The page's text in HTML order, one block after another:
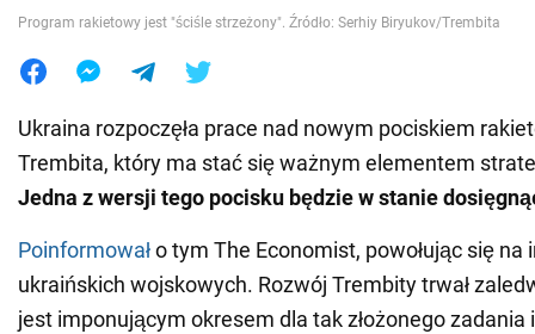
Jedzenie
Program rakietowy jest "ściśle strzeżony". Źródło: Serhiy Biryukov/Trembita
Ukraina rozpoczęła prace nad nowym pociskiem
Trembita, który ma stać się ważnym elementem
Jedna z wersji tego pocisku będzie w stanie
Poinformowało tym The Economist, powołując się na
ukraińskich wojskowych. Rozwój Trembity trwał
jest imponującym okresem dla tak złożonego zadania